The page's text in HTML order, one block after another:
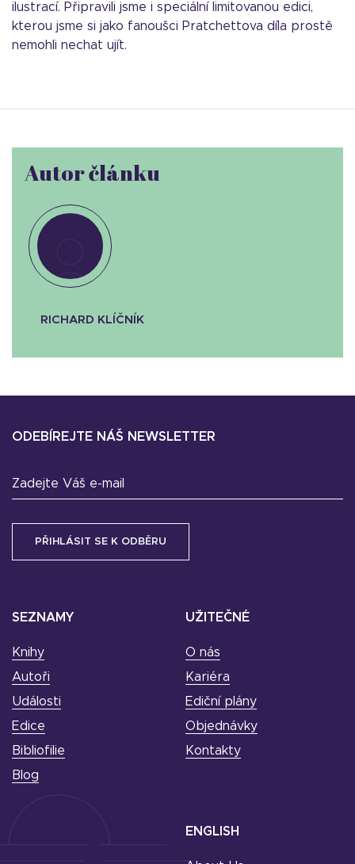
ilustrací. Připravili jsme i speciální limitovanou edici,
kterou jsme si jako fanoušci Pratchettova díla prostě
nemohli nechat ujít.
Autor článku
RICHARD KLÍČNÍK
SEZNAMY
Knihy
Autoři
Události
Edice
Bibliofilie
Blog
UŽITEČNÉ
O nás
Kariéra
Ediční plány
Objednávky
Kontakty
ODEBÍREJTE NÁŠ NEWSLETTER
Zadejte Váš e-mail
ENGLISH